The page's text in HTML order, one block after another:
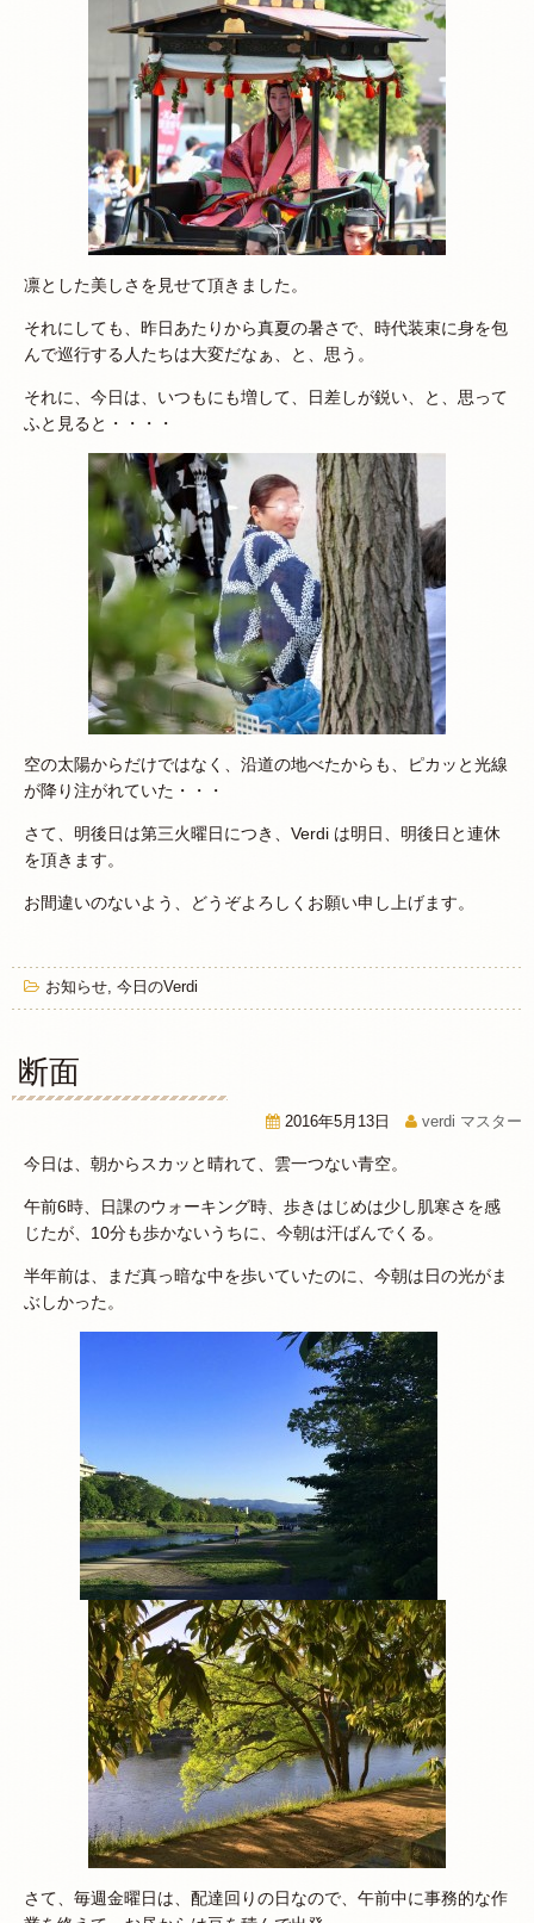
凛とした美しさを見せて頂きました。
それにしても、昨日あたりから真夏の暑さで、時代装束に身を包
んで巡行する人たちは大変だなぁ、と、思う。
それに、今日は、いつもにも増して、日差しが鋭い、と、思って
ふと見ると・・・・
空の太陽からだけではなく、沿道の地べたからも、ピカッと光線
が降り注がれていた・・・
さて、明後日は第三火曜日につき、Verdi は明日、明後日と連休
を頂きます。
お間違いのないよう、どうぞよろしくお願い申し上げます。
お知らせ, 今日のVerdi
断面
2016年5月13日 verdi マスター
今日は、朝からスカッと晴れて、雲一つない青空。
午前6時、日課のウォーキング時、歩きはじめは少し肌寒さを感
じたが、10分も歩かないうちに、今朝は汗ばんでくる。
半年前は、まだ真っ暗な中を歩いていたのに、今朝は日の光がま
ぶしかった。
さて、毎週金曜日は、配達回りの日なので、午前中に事務的な作